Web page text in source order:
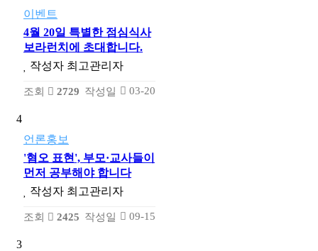
이벤트
4월 20일 특별한 점심식사
보라런치에 초대합니다.
작성자 최고관리자
조회 2729 작성일 03-20
4
언론홍보
'혐오 표현', 부모·교사들이
먼저 공부해야 합니다
작성자 최고관리자
조회 2425 작성일 09-15
3